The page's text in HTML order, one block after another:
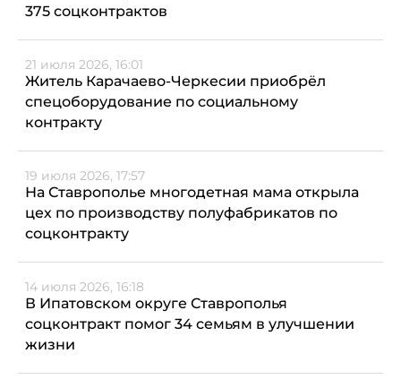
375 соцконтрактов
21 июля 2026, 16:01
Житель Карачаево-Черкесии приобрёл
спецоборудование по социальному
контракту
19 июля 2026, 17:57
На Ставрополье многодетная мама открыла
цех по производству полуфабрикатов по
соцконтракту
14 июля 2026, 16:18
В Ипатовском округе Ставрополья
соцконтракт помог 34 семьям в улучшении
жизни